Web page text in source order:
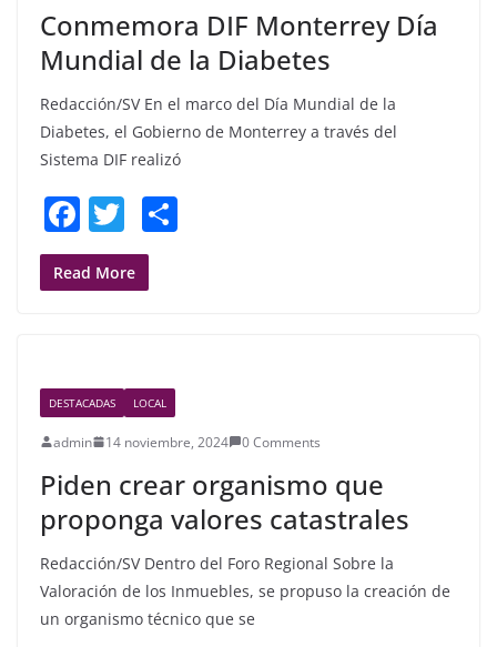
Conmemora DIF Monterrey Día
Mundial de la Diabetes
Redacción/SV En el marco del Día Mundial de la
Diabetes, el Gobierno de Monterrey a través del
Sistema DIF realizó
F
a
c
o
o
k
T
w
itt
Read More
DESTACADAS LOCAL
admin 14 noviembre, 2024 0 Comments
Piden crear organismo que
proponga valores catastrales
Redacción/SV Dentro del Foro Regional Sobre la
Valoración de los Inmuebles, se propuso la creación de
un organismo técnico que se